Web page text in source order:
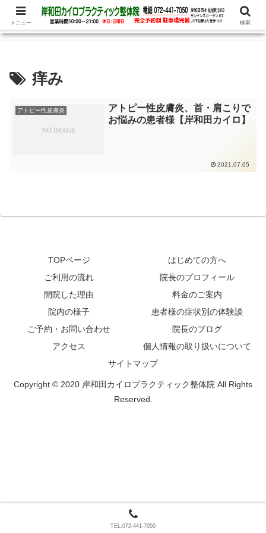
腰痛、めまい、頭痛の他、パニック障害、不安・恐怖症など心理的な症状もお
任せ下さい
痒み
アトピー性皮膚炎
アトピー性皮膚炎、首・肩こりで
お悩みの患者様【岸和田カイロ】
2021.07.05
TOPページ
はじめての方へ
ご利用の流れ
院長のプロフィール
開院した理由
料金のご案内
院内の様子
患者様の症状別の体験談
ご予約・お問い合わせ
院長のブログ
アクセス
個人情報の取り扱いについて
サイトマップ
Copyright © 2020 岸和田カイロプラクティック整体院 All Rights
Reserved.
メニュー 検索
TEL:072-441-7050